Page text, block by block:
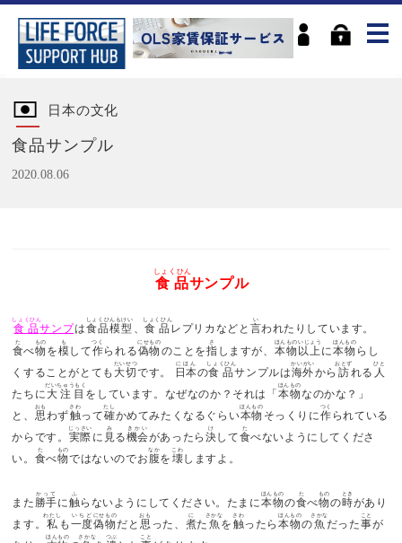
日本の文化
食品サンプル
2020.08.06
食品
しょくひん
サンプル
食品
しょくひん
サンプは食品模型
しょくひんもけい
、食品
しょくひん
レプリカなどと 言
い
われたりしています。
食
た
べ物
もの
を模
も
して作
つく
られる偽物
にせもの
のことを指
さ
しますが、 本物以上
ほんものいじょう
に本物
ほんもの
らし
くすることがとても 大切
たいせつ
です。 日本
にほん
の食品
しょくひん
サンプルは海外
かいがい
から 訪
おとず
れる 人
ひと
たちに 大注目
だいちゅうもく
をしています。なぜなのか？それは「 本物
ほんもの
なのかな？」
と、 思
おも
わず触
さわ
って確
たし
かめてみたくなるぐらい本物
ほんもの
そっくりに作
つく
られている
からです。 実際
じっさい
に 見
み
る機会
きかい
があったら 決
け
して食
た
べないようにしてくださ
い。 食
た
べ物
もの
ではないのでお 腹
なか
を 壊
こわ
しますよ。
また 勝手
かって
に触
ふ
らないようにしてください。たまに本物
ほんもの
の食
た
べ物
もの
の時
とき
があり
ます。 私
わたし
も 一度
いちど
偽物
にせもの
だと 思
おも
った、 煮
に
た 魚
さかな
を 触
さわ
ったら本物
ほんもの
の魚
さかな
だった事
こと
が
ほんもの さかな つぶ こと